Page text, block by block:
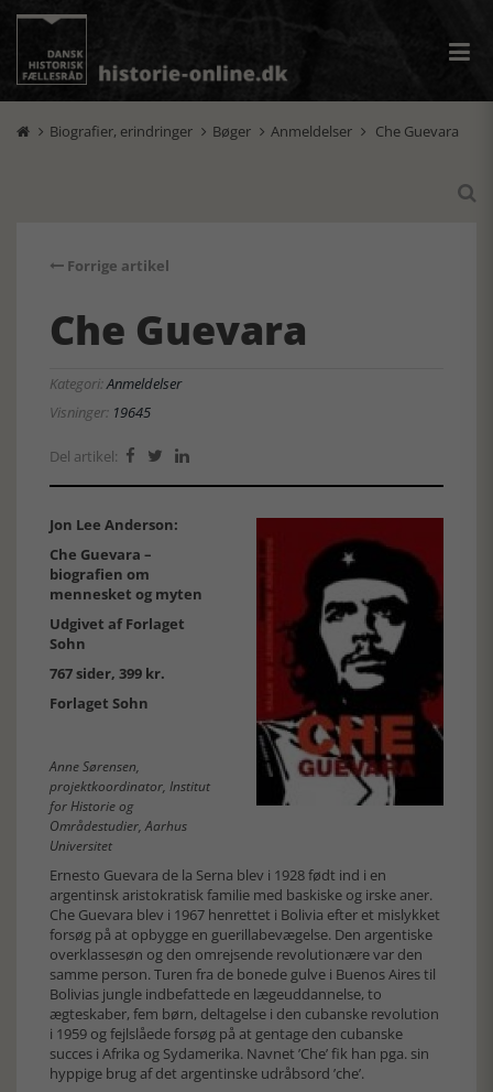
 Biografier, erindringer  Bøger  Anmeldelser  Che Guevara

Forrige artikel
Che Guevara
Kategori:Anmeldelser
Visninger: 19645
Del artikel:   
Jon Lee Anderson:
Che Guevara –
biografien om
mennesket og myten
Udgivet af Forlaget
Sohn
767 sider, 399 kr.
Forlaget Sohn
Anne Sørensen,
projektkoordinator, Institut
for Historie og
Områdestudier, Aarhus
Universitet
Ernesto Guevara de la Serna blev i 1928 født ind i en
argentinsk aristokratisk familie med baskiske og irske aner.
Che Guevara blev i 1967 henrettet i Bolivia efter et mislykket
forsøg på at opbygge en guerillabevægelse. Den argentiske
overklassesøn og den omrejsende revolutionære var den
samme person. Turen fra de bonede gulve i Buenos Aires til
Bolivias jungle indbefattede en lægeuddannelse, to
ægteskaber, fem børn, deltagelse i den cubanske revolution
i 1959 og fejlslåede forsøg på at gentage den cubanske
succes i Afrika og Sydamerika. Navnet ’Che’ fik han pga. sin
hyppige brug af det argentinske udråbsord ’che’.